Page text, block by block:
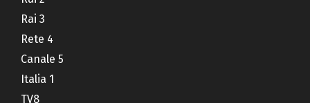
Rai 3
Rete 4
Canale 5
Italia 1
TV8